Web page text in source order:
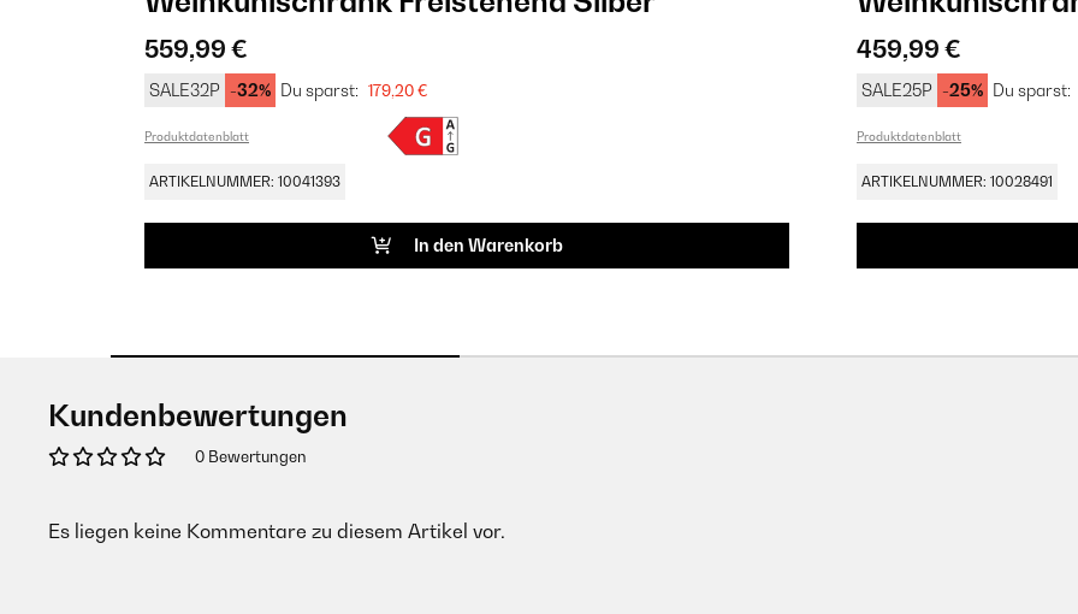
559,99 €
SALE32P -32% Du sparst: 179,20 €
Produktdatenblatt
ARTIKELNUMMER: 10041393
In den Warenkorb
459,99 €
SALE25P -25% Du sparst:
Produktdatenblatt
ARTIKELNUMMER: 10028491
Kundenbewertungen
0 Bewertungen
Es liegen keine Kommentare zu diesem Artikel vor.